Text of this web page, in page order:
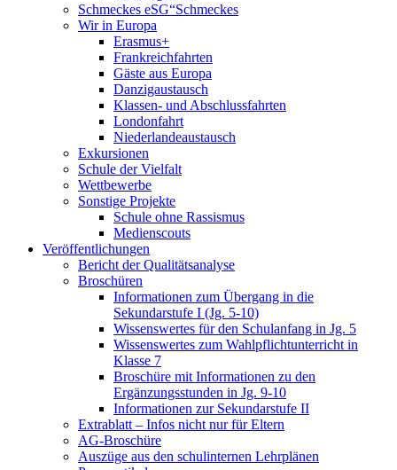
Schmeckes eSG“Schmeckes
Wir in Europa
Erasmus+
Frankreichfahrten
Gäste aus Europa
Danzigaustausch
Klassen- und Abschlussfahrten
Londonfahrt
Niederlandeaustausch
Exkursionen
Schule der Vielfalt
Wettbewerbe
Sonstige Projekte
Schule ohne Rassismus
Medienscouts
Veröffentlichungen
Bericht der Qualitätsanalyse
Broschüren
Informationen zum Übergang in die
Sekundarstufe I (Jg. 5-10)
Wissenswertes für den Schulanfang in Jg. 5
Wissenswertes zum Wahlpflichtunterricht in
Klasse 7
Broschüre mit Informationen zu den
Ergänzungsstunden in Jg. 9-10
Informationen zur Sekundarstufe II
Extrablatt – Infos nicht nur für Eltern
AG-Broschüre
Auszüge aus den schulinternen Lehrplänen